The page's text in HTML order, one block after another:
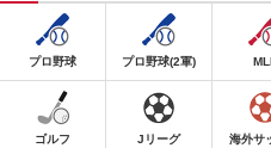
プロ野球 プロ野球(2軍)
ゴルフ Jリーグ 海外サ